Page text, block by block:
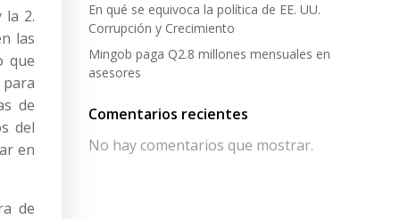
la 2.
las
que
de
del
en
de
En qué se equivoca la política de EE. UU.
Corrupción y Crecimiento
Mingob paga Q2.8 millones mensuales en
asesores
Comentarios recientes
No hay comentarios que mostrar.